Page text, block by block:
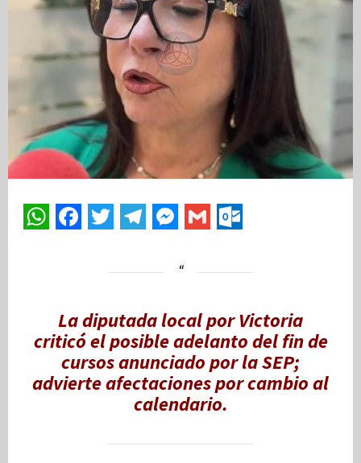
La diputada local por Victoria
criticó el posible adelanto del fin de
cursos anunciado por la SEP;
advierte afectaciones por cambio al
calendario.